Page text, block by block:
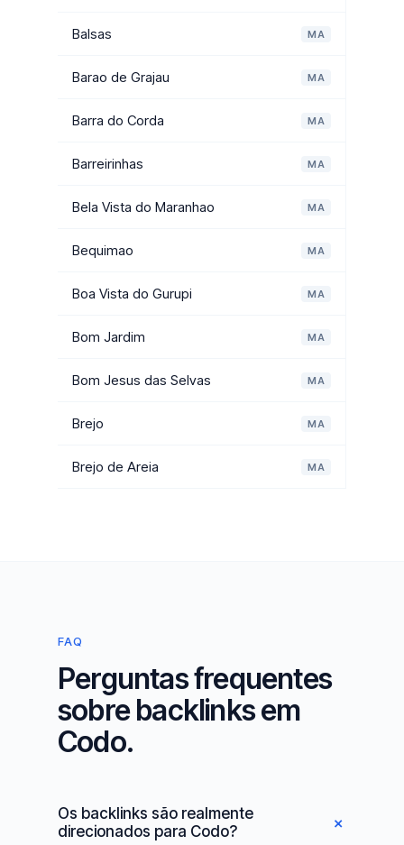
Balsas MA
Barao de Grajau MA
Barra do Corda MA
Barreirinhas MA
Bela Vista do Maranhao MA
Bequimao MA
Boa Vista do Gurupi MA
Bom Jardim MA
Bom Jesus das Selvas MA
Brejo MA
Brejo de Areia MA
FAQ
Perguntas frequentes
sobre backlinks em
Codo.
Os backlinks são realmente
direcionados para Codo?